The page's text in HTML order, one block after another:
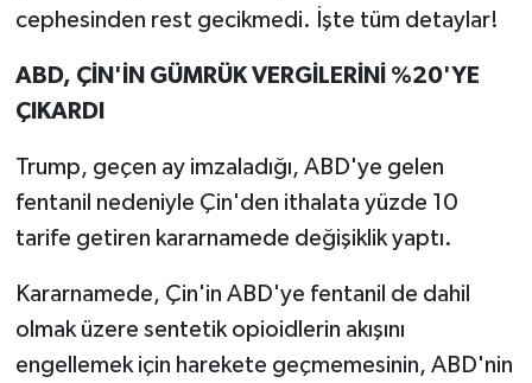
cephesinden rest gecikmedi. İşte tüm detaylar!
ABD, ÇİN'İN GÜMRÜK VERGİLERİNİ %20'YE
ÇIKARDI
Trump, geçen ay imzaladığı, ABD'ye gelen
fentanil nedeniyle Çin'den ithalata yüzde 10
tarife getiren kararnamede değişiklik yaptı.
Kararnamede, Çin'in ABD'ye fentanil de dahil
olmak üzere sentetik opioidlerin akışını
engellemek için harekete geçmemesinin, ABD'nin